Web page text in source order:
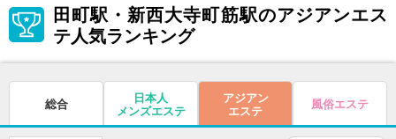
田町駅・新西大寺町筋駅のアジアンエス
テ人気ランキング
総合 日本人
メンズエステ
アジアン
エステ 風俗エステ